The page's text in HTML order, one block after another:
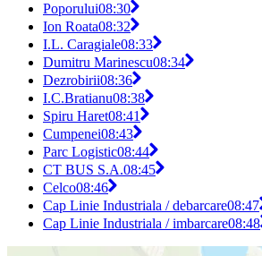
Poporului08:30
Ion Roata08:32
I.L. Caragiale08:33
Dumitru Marinescu08:34
Dezrobirii08:36
I.C.Bratianu08:38
Spiru Haret08:41
Cumpenei08:43
Parc Logistic08:44
CT BUS S.A.08:45
Celco08:46
Cap Linie Industriala / debarcare08:47
Cap Linie Industriala / imbarcare08:48